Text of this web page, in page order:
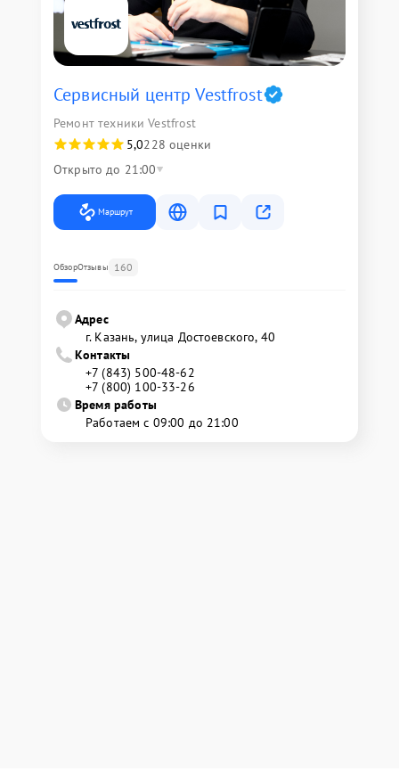
Сервисный центр Vestfrost
Ремонт техники Vestfrost
5,0228 оценки
Открыто до 21:00
Маршрут
ОбзорОтзывы 160
Адрес
г. Казань, улица Достоевского, 40
Контакты
+7 (843) 500-48-62
+7 (800) 100-33-26
Время работы
Работаем с 09:00 до 21:00